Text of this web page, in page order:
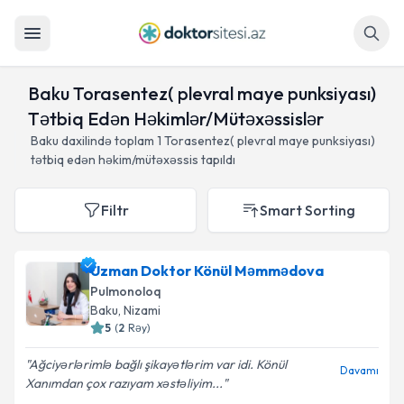
Baku Torasentez( plevral maye punksiyası)
Tətbiq Edən Həkimlər/Mütəxəssislər
Baku daxilində toplam 1 Torasentez( plevral maye punksiyası)
tətbiq edən həkim/mütəxəssis tapıldı
Filtr Smart Sorting
Uzman Doktor Könül Məmmədova
Pulmonoloq
Baku, Nizami
5 (2 Rəy)
Ağciyərlərimlə bağlı şikayətlərim var idi. Könül
Xanımdan çox razıyam xəstəliyim...
Davamı